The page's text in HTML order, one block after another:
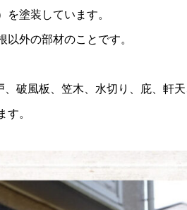
を塗装しています。
以外の部材のことです。
、破風板、笠木、水切り、庇、軒
す。